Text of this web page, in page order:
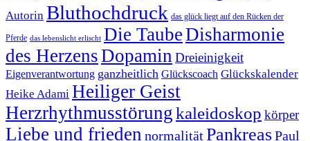
Autorin Bluthochdruck das glück liegt auf den Rücken der
Pferde das lebenslicht erlischt Die TaubeDisharmonie
des HerzensDopamin Dreieinigkeit
Eigenverantwortung ganzheitlich Glückscoach Glückskalender
Heike Adami Heiliger Geist
Herzrhythmusstörungkaleidoskop körper
Liebe und frieden normalitätPankreasPaul